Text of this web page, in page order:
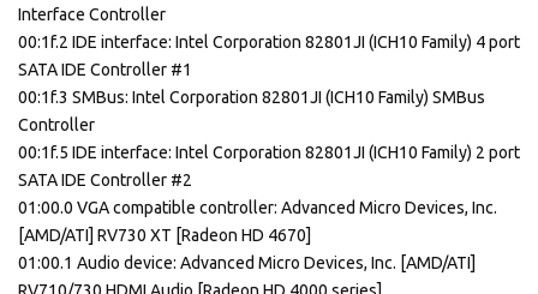
Interface Controller
00:1f.2 IDE interface: Intel Corporation 82801JI (ICH10 Family) 4 port
SATA IDE Controller #1
00:1f.3 SMBus: Intel Corporation 82801JI (ICH10 Family) SMBus
Controller
00:1f.5 IDE interface: Intel Corporation 82801JI (ICH10 Family) 2 port
SATA IDE Controller #2
01:00.0 VGA compatible controller: Advanced Micro Devices, Inc.
[AMD/ATI] RV730 XT [Radeon HD 4670]
01:00.1 Audio device: Advanced Micro Devices, Inc. [AMD/ATI]
RV710/730 HDMI Audio [Radeon HD 4000 series]